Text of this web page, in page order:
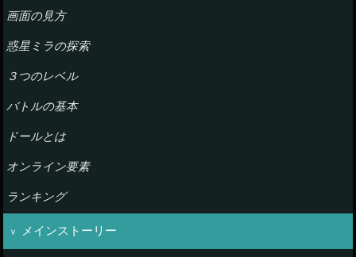
画面の見方
惑星ミラの探索
３つのレベル
バトルの基本
ドールとは
オンライン要素
ランキング
メインストーリー